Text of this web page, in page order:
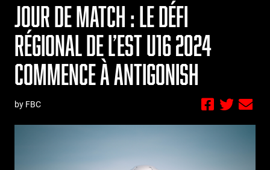
JOUR DE MATCH : LE DÉFI
RÉGIONAL DE L’EST U16 2024
COMMENCE À ANTIGONISH
by FBC